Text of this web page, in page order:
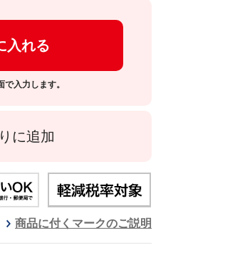
入れる
入力します。
に追加
商品に付くマークのご説明